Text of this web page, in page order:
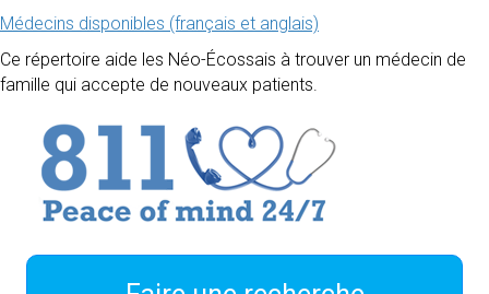
Médecins disponibles (français et anglais)
Ce répertoire aide les Néo-Écossais à trouver un médecin de
famille qui accepte de nouveaux patients.